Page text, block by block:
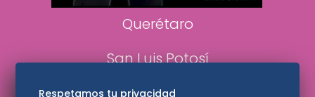
Querétaro
San Luis Potosí
Edomex
Respetamos tu privacidad